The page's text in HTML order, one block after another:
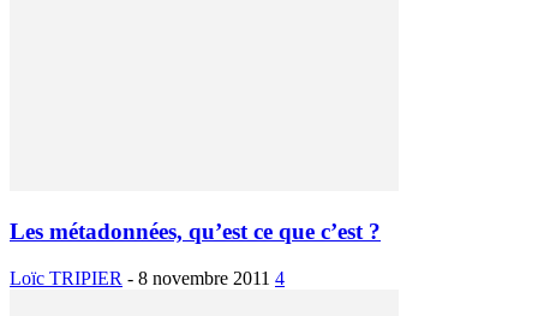
Les métadonnées, qu’est ce que c’est ?
Loïc TRIPIER - 8 novembre 2011 4